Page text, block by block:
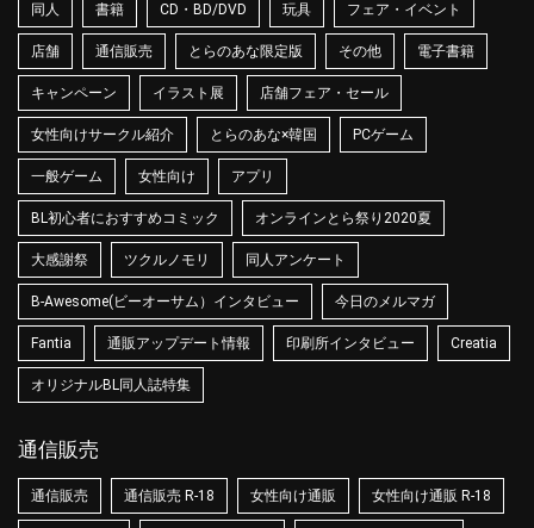
同人 書籍 CD・BD/DVD 玩具 フェア・イベント
店舗 通信販売 とらのあな限定版 その他 電子書籍
キャンペーン イラスト展 店舗フェア・セール
女性向けサークル紹介 とらのあな×韓国 PCゲーム
一般ゲーム 女性向け アプリ
BL初心者におすすめコミック オンラインとら祭り2020夏
大感謝祭 ツクルノモリ 同人アンケート
B-Awesome(ビーオーサム）インタビュー 今日のメルマガ
Fantia 通販アップデート情報 印刷所インタビュー Creatia
オリジナルBL同人誌特集
通信販売
通信販売 通信販売 R-18 女性向け通販 女性向け通販 R-18